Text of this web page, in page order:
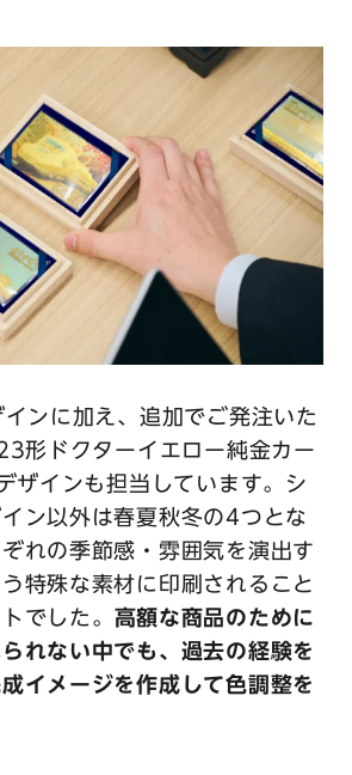
インに加え、追加でご発注いた
形ドクターイエロー純金カー
ザインも担当しています。シ
ン以外は春夏秋冬の4つとな
れの季節感・雰囲気を演出す
特殊な素材に印刷されること
でした。 高額な商品のために
れない中でも、過去の経験を
イメージを作成して色調整を